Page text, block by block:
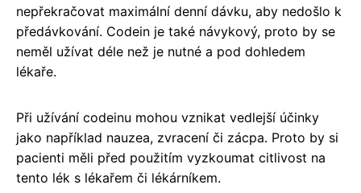
nepřekračovat maximální denní dávku, aby nedošlo k
předávkování. Codein je také návykový, proto by se
neměl užívat déle než je nutné a pod dohledem
lékaře.
Při užívání codeinu mohou vznikat vedlejší účinky
jako například nauzea, zvracení či zácpa. Proto by si
pacienti měli před použitím vyzkoumat citlivost na
tento lék s lékařem či lékárníkem.